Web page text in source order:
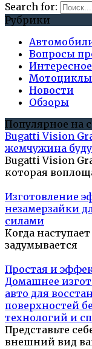
Search for:
Рубрики
Вопросы
Интересное
Мотоциклы
Новости
Обзоры
Популярное на
Bugatti Vision
жемчужина
Bugatti Vision
которая
Изготовление
незамерзайки
силами
Когда
задумывается
Простая и
Домашнее
авто для
поверхностей
технологий и
Представьте
внешний вид